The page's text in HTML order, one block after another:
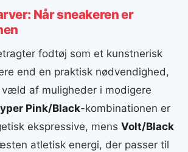
Når sneakeren er
fodtøj som et kunstnerisk
end en praktisk nødvendighed,
af muligheder i modigere
Pink/Black-kombinationen er
ekspressive, mens Volt/Black
atletisk energi, der passer til